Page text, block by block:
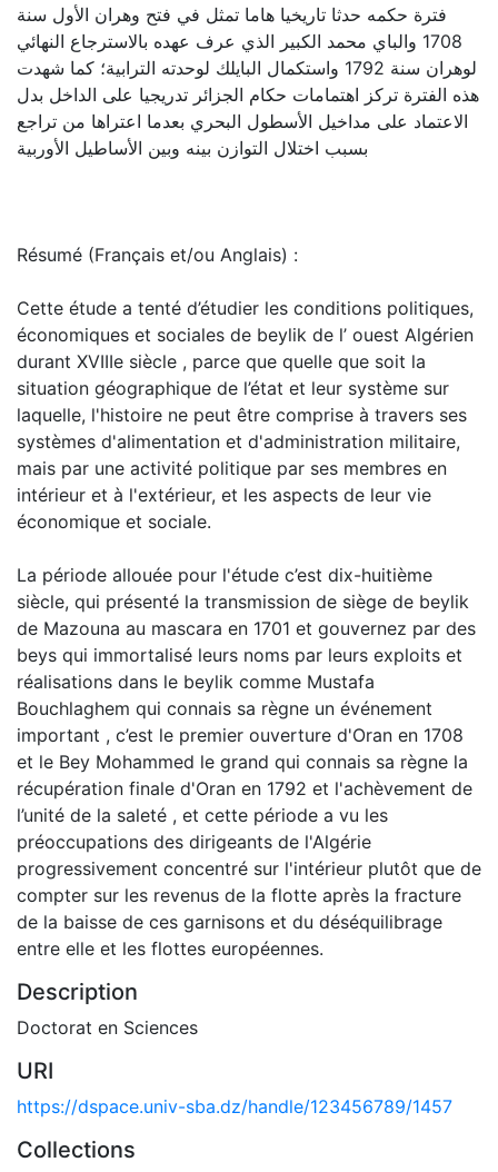
فترة حكمه حدثا تاريخيا هاما تمثل في فتح وهران الأول سنة
1708 والباي محمد الكبير الذي عرف عهده بالاسترجاع النهائي
لوهران سنة 1792 واستكمال البايلك لوحدته الترابية؛ كما شهدت
هذه الفترة تركز اهتمامات حكام الجزائر تدريجيا على الداخل بدل
الاعتماد على مداخيل الأسطول البحري بعدما اعتراها من تراجع
بسبب اختلال التوازن بينه وبين الأساطيل الأوربية
Résumé (Français et/ou Anglais) :
Cette étude a tenté d’étudier les conditions politiques,
économiques et sociales de beylik de l’ ouest Algérien
durant XVIIIe siècle , parce que quelle que soit la
situation géographique de l’état et leur système sur
laquelle, l'histoire ne peut être comprise à travers ses
systèmes d'alimentation et d'administration militaire,
mais par une activité politique par ses membres en
intérieur et à l'extérieur, et les aspects de leur vie
économique et sociale.
La période allouée pour l'étude c’est dix-huitième
siècle, qui présenté la transmission de siège de beylik
de Mazouna au mascara en 1701 et gouvernez par des
beys qui immortalisé leurs noms par leurs exploits et
réalisations dans le beylik comme Mustafa
Bouchlaghem qui connais sa règne un événement
important , c’est le premier ouverture d'Oran en 1708
et le Bey Mohammed le grand qui connais sa règne la
récupération finale d'Oran en 1792 et l'achèvement de
l’unité de la saleté , et cette période a vu les
préoccupations des dirigeants de l'Algérie
progressivement concentré sur l'intérieur plutôt que de
compter sur les revenus de la flotte après la fracture
de la baisse de ces garnisons et du déséquilibrage
entre elle et les flottes européennes.
Description
Doctorat en Sciences
URI
https://dspace.univ-sba.dz/handle/123456789/1457
Collections